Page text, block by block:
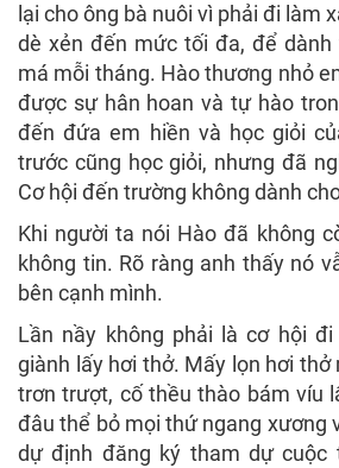
lại cho ông bà nuôi vì phải đi làm
dè xẻn đến mức tối đa, để
má mỗi tháng. Hào thương nhỏ
được sự hân hoan và tự hào
đến đứa em hiền và học giỏi
trước cũng học giỏi, nhưng đã
Cơ hội đến trường không dành
Khi người ta nói Hào đã không
không tin. Rõ ràng anh thấy nó
bên cạnh mình.
Lần nầy không phải là cơ hội
giành lấy hơi thở. Mấy lọn hơi thở
trơn trượt, cố thều thào bám víu
đâu thể bỏ mọi thứ ngang xương
dự định đăng ký tham dự cuộc